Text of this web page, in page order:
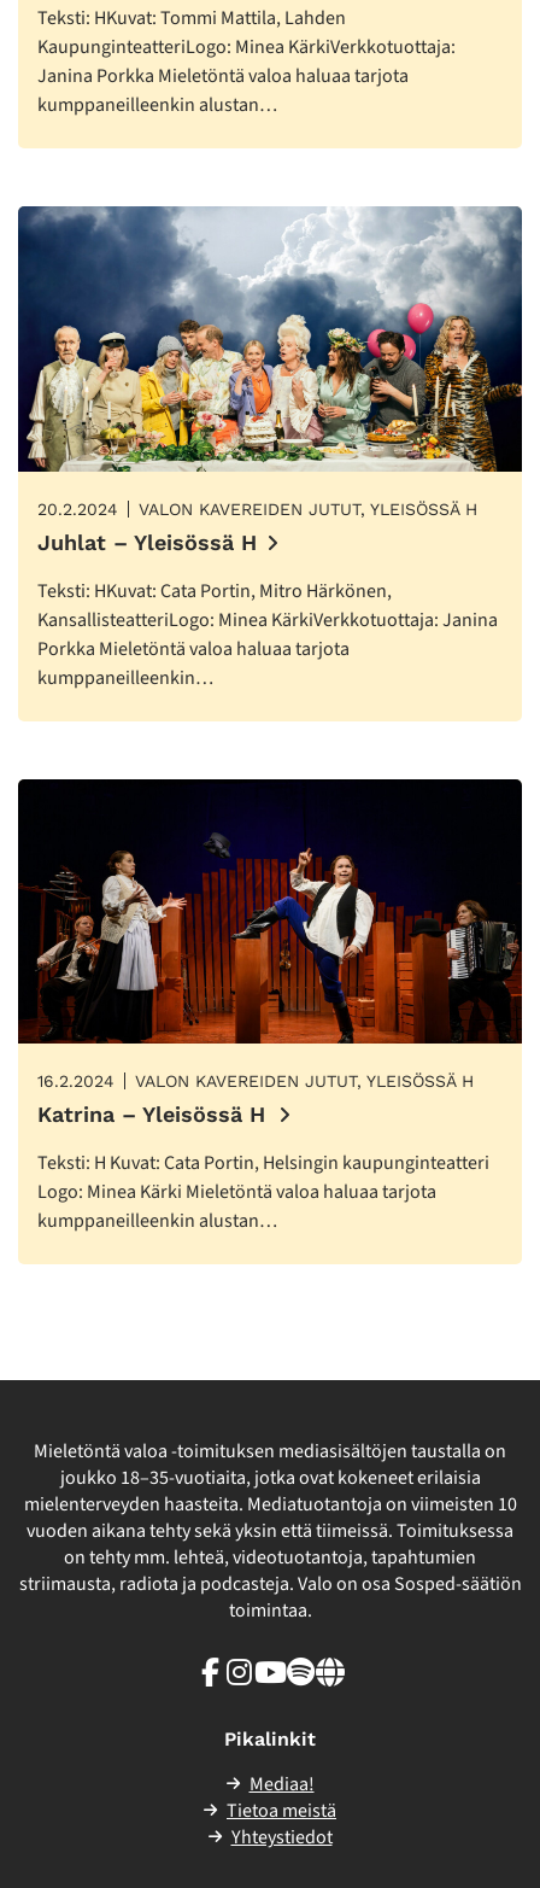
Teksti: HKuvat: Tommi Mattila, Lahden
KaupunginteatteriLogo: Minea KärkiVerkkotuottaja:
Janina Porkka Mieletöntä valoa haluaa tarjota
kumppaneilleenkin alustan…
20.2.2024 VALON KAVEREIDEN JUTUT, YLEISÖSSÄ H
Juhlat – Yleisössä H
Teksti: HKuvat: Cata Portin, Mitro Härkönen,
KansallisteatteriLogo: Minea KärkiVerkkotuottaja: Janina
Porkka Mieletöntä valoa haluaa tarjota
kumppaneilleenkin…
16.2.2024 VALON KAVEREIDEN JUTUT, YLEISÖSSÄ H
Katrina – Yleisössä H
Teksti: H Kuvat: Cata Portin, Helsingin kaupunginteatteri
Logo: Minea Kärki Mieletöntä valoa haluaa tarjota
kumppaneilleenkin alustan…
Mieletöntä valoa -toimituksen mediasisältöjen taustalla on
joukko 18–35-vuotiaita, jotka ovat kokeneet erilaisia
mielenterveyden haasteita. Mediatuotantoja on viimeisten 10
vuoden aikana tehty sekä yksin että tiimeissä. Toimituksessa
on tehty mm. lehteä, videotuotantoja, tapahtumien
striimausta, radiota ja podcasteja. Valo on osa Sosped-säätiön
toimintaa.
Facebook
Instagram
Youtube
SpotifyLinkki
Pikalinkit
Mediaa!
Tietoa meistä
Yhteystiedot